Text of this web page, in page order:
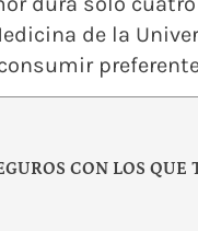
de la
CON LOS QUE